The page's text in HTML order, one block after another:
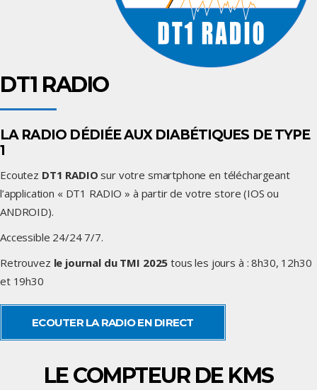
DT1 RADIO
LA RADIO DÉDIÉE AUX DIABÉTIQUES DE TYPE
1
Ecoutez DT1 RADIO sur votre smartphone en téléchargeant
l’application « DT1 RADIO » à partir de votre store (IOS ou
ANDROID).
Accessible 24/24 7/7.
Retrouvez le journal du TMI 2025 tous les jours à : 8h30, 12h30
et 19h30
ECOUTER LA RADIO EN DIRECT
LE COMPTEUR DE KMS